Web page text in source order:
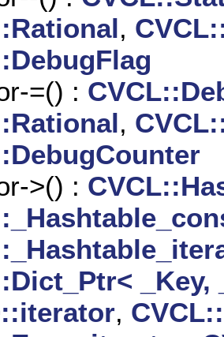
,
=() :
,
>() :
_Key,
,